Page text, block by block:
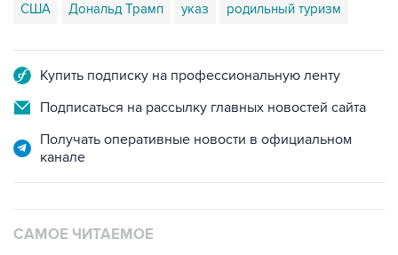
США Дональд Трамп указ родильный туризм
Купить подписку на профессиональную ленту
Подписаться на рассылку главных новостей сайта
Получать оперативные новости в официальном
канале
САМОЕ ЧИТАЕМОЕ